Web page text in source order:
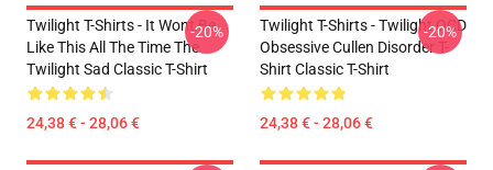
Twilight T-Shirts - It Wont Be
Like This All The Time The
Twilight Sad Classic T-Shirt
24,38 € - 28,06 €
-20%
Twilight T-Shirts - Twilight OCD
Obsessive Cullen Disorder T-
Shirt Classic T-Shirt
24,38 € - 28,06 €
-20%